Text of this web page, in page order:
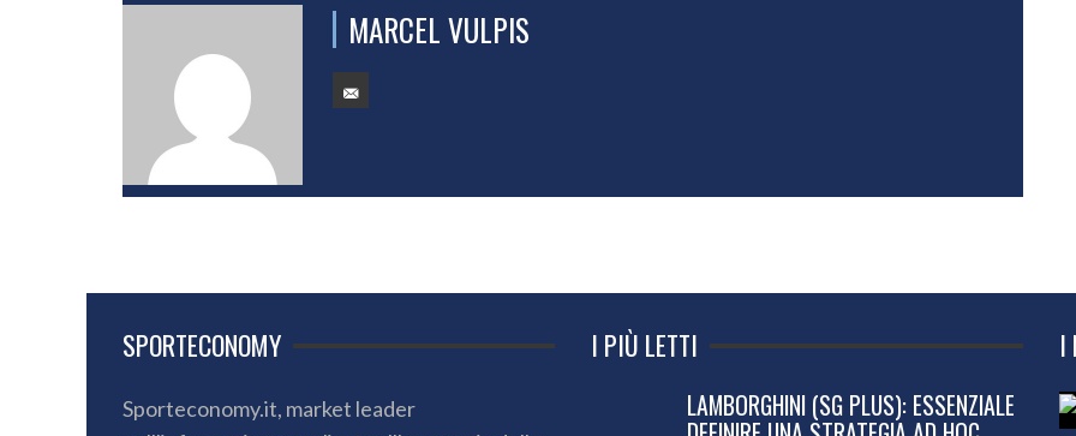
MARCEL VULPIS
SPORTECONOMY
Sporteconomy.it, market leader
I PIÙ LETTI
LAMBORGHINI (SG PLUS): ESSENZIALE
I